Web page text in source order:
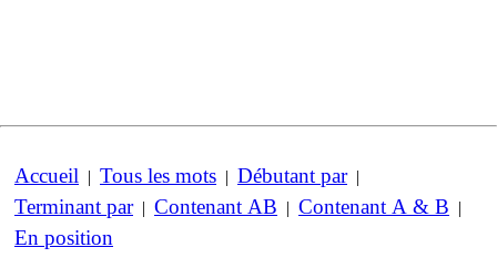
Accueil | Tous les mots | Débutant par|
Terminant par| Contenant AB | Contenant A & B |
En position